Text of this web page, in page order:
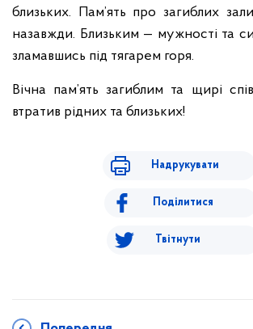
близьких. Пам’ять про загиблих
назавжди. Близьким — мужності та
зламавшись під тягарем горя.
Вічна пам’ять загиблим та щирі
втратив рідних та близьких!
Надрукувати
Поділитися
Твітнути